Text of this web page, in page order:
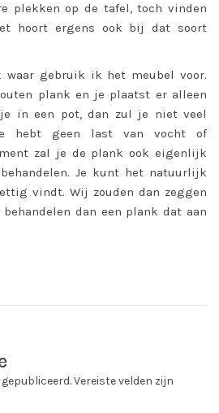
plekken op de tafel, toch vinden
hoort ergens ook bij dat soort
waar gebruik ik het meubel voor.
plank en je plaatst er alleen
in een pot, dan zul je niet veel
hebt geen last van vocht of
zal je de plank ook eigenlijk
Je kunt het natuurlijk
vindt. Wij zouden dan zeggen
dan een plank dat aan
Vereiste velden zijn